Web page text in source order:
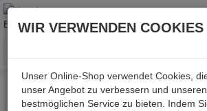
Menü
Weiter einkaufen Kessler electronic
WIR VERWENDEN COOKIES
Unser Online-Shop verwendet Cookies,
unser Angebot zu verbessern und
bestmöglichen Service zu bieten. Indem